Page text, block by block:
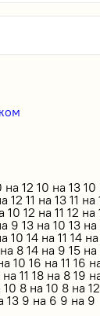
на 12 10 на 13 10
12 11 на 13 11 на
10 12 на 11 12 на
9 13 на 10 13 на
10 14 на 11 14
814 на 9 15 на
10 16 на 11 16
11 18 на 8 19
10 8 на 10 8 на 12
13 9 на 6 9 на 9